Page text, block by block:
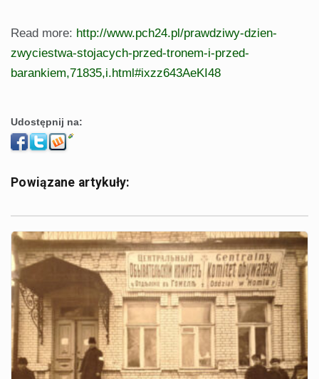
Read more: http://www.pch24.pl/prawdziwy-dzien-
zwyciestwa-stojacych-przed-tronem-i-przed-
barankiem,71835,i.html#ixzz643AeKI48
Udostępnij na:
Powiązane artykuły: